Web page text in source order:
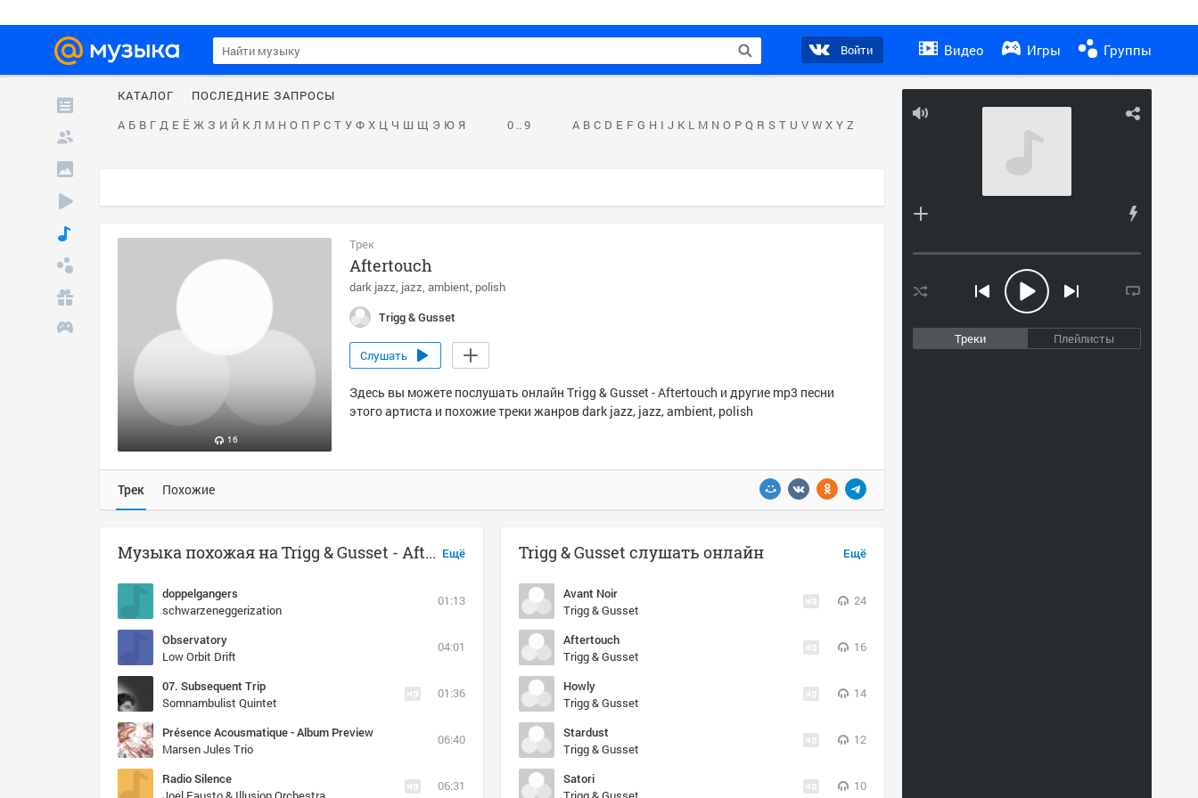
Войти Видео Игры Группы
Треки Плейлисты
КАТАЛОГ
ПОСЛЕДНИЕ ЗАПРОСЫ
А Б В Г Д Е Ё Ж З И Й К Л М Н О П Р С Т У Ф Х Ц Ч Ш Щ Э Ю Я 0 .. 9 A B C D E F G H I J K L M N O P Q R S T U V W X Y Z
16
Трек
Aftertouch
dark jazz jazz ambient polish
Trigg & Gusset
Слушать
Здесь вы можете послушать онлайн Trigg & Gusset - Aftertouch и другие mp3 песни
этого артиста и похожие треки жанров dark jazz, jazz, ambient, polish
Трек Похожие
Ещё
Музыка похожая на Trigg & Gusset - Aftertouch
doppelgangers
schwarzeneggerization
01:13
Observatory
Low Orbit Drift
04:01
07. Subsequent Trip
Somnambulist Quintet
01:36
Présence Acousmatique - Album Preview
Marsen Jules Trio
06:40
Radio Silence
06:31
Ещё
Trigg & Gusset слушать онлайн
Avant Noir
Trigg & Gusset
24
Aftertouch
Trigg & Gusset
16
Howly
Trigg & Gusset
14
Stardust
Trigg & Gusset
12
Satori
10